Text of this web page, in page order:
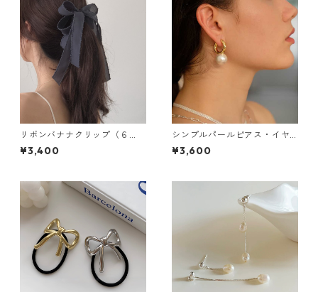
リボンバナナクリップ（６
色）：255
¥3,400
シンプルパールピアス・イヤ
リング：263
¥3,600